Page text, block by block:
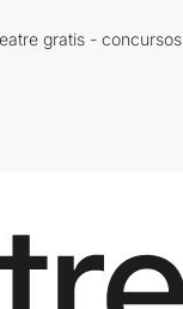
gratis - concursos